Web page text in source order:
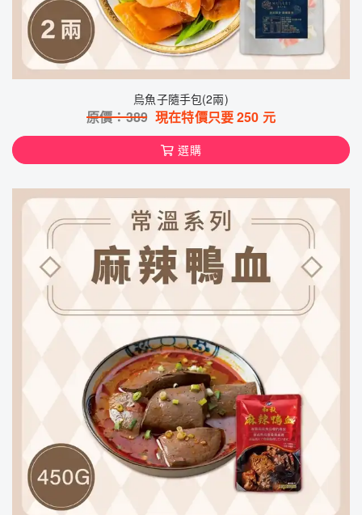
烏魚子隨手包(2兩)
原價：389 現在特價只要250 元
選購